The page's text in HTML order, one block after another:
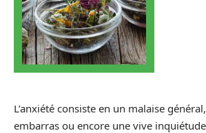
L’anxiété consiste en un malaise
embarras ou encore une vive